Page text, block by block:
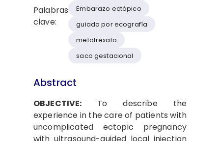
Palabras
clave:
Embarazo ectópico
guiado por ecografía
metotrexato
saco gestacional
Abstract
OBJECTIVE: To describe the
experience in the care of patients with
uncomplicated ectopic pregnancy